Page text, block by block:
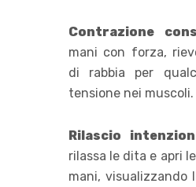
Contrazione
mani con forza,
di rabbia per
tensione nei muscoli.
Rilascio
rilassa le dita e apri
mani, visualizzando